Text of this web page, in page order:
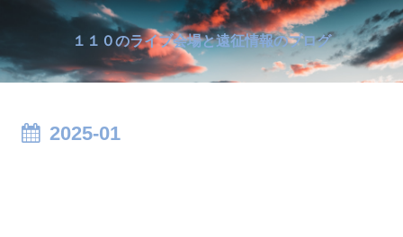
１１０のライブ会場と遠征情報のブログ
2025-01